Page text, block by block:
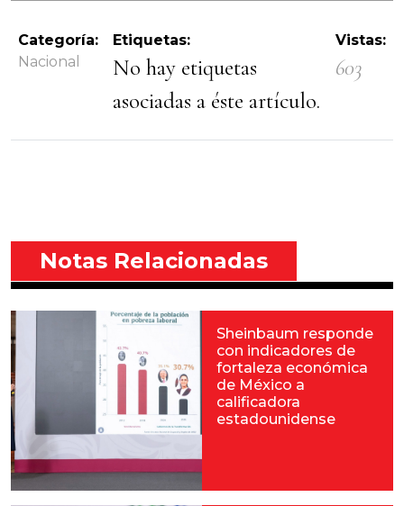
Categoría:
Nacional
Etiquetas:
No hay etiquetas
asociadas a éste artículo.
Vistas:
603
Notas Relacionadas
Sheinbaum responde
con indicadores de
fortaleza económica
de México a
calificadora
estadounidense